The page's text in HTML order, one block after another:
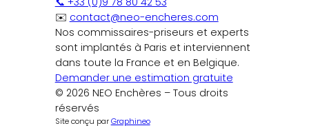
✉️ contact@neo-encheres.com
Nos commissaires-priseurs et experts
sont implantés à Paris et interviennent
dans toute la France et en Belgique.
Demander une estimation gratuite
© 2026 NEO Enchères – Tous droits
réservés
Site conçu parGraphineo